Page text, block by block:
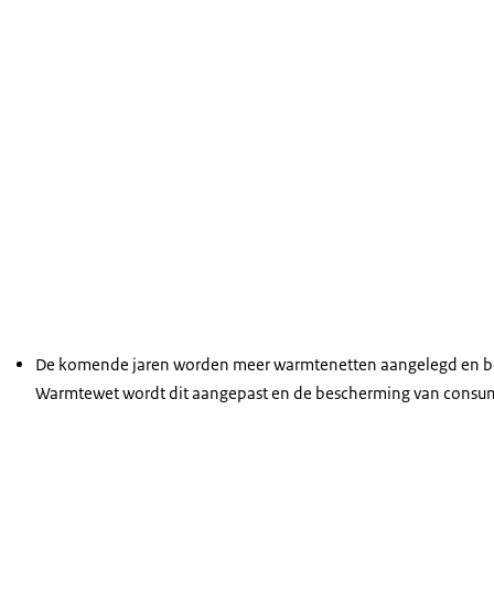
De komende jaren worden meer warmtenetten aangelegd en
Warmtewet wordt dit aangepast en de bescherming van